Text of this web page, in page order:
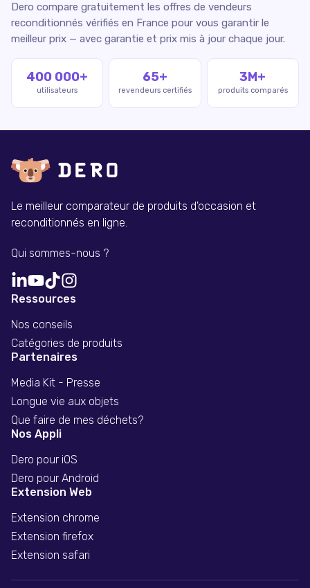
Dero compare gratuitement les offres de vendeurs
reconditionnés vérifiés en France pour vous garantir le
meilleur prix — avec garantie et prix mis à jour chaque jour.
400 000+
utilisateurs
65+
revendeurs certifiés
3M+
produits comparés
Le meilleur comparateur de produits d'occasion et
reconditionnés en ligne.
Qui sommes-nous ?
Ressources
Nos conseils
Catégories de produits
Partenaires
Media Kit - Presse
Longue vie aux objets
Que faire de mes déchets?
Nos Appli
Dero pour iOS
Dero pour Android
Extension Web
Extension chrome
Extension firefox
Extension safari